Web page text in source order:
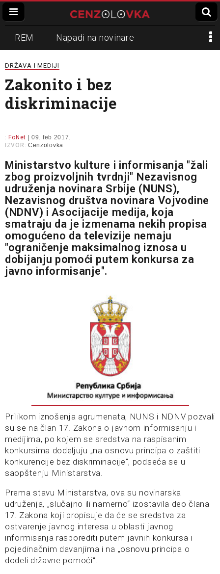
REM Napadi na novinare
Zvučni top
Propaganda Lokalni mediji
Informer Slavko Ćuruvija
DRŽAVA I MEDIJI
Zakonito i bez
diskriminacije
: FoNet | 09. feb 2017.
IZVOR: Cenzolovka
Ministarstvo kulture i informisanja "žali
zbog proizvoljnih tvrdnji" Nezavisnog
udruženja novinara Srbije (NUNS),
Nezavisnog društva novinara Vojvodine
(NDNV) i Asocijacije medija, koja
smatraju da je izmenama nekih propisa
omogućeno da televizije nemaju
"ograničenje maksimalnog iznosa u
dobijanju pomoći putem konkursa za
javno informisanje".
Prilikom iznošenja agrumenata, NUNS i NDNV pozvali
su se na član 17. Zakona o javnom informisanju i
medijima, po kojem se sredstva na raspisanim
konkursima dodeljuju „na osnovu principa o zaštiti
konkurencije bez diskriminacije“, podseća se u
saopštenju Ministarstva.
Prema stavu Ministarstva, ova su novinarska
udruženja, „slučajno ili namerno“ izostavila deo člana
17. Zakona koji propisuje da će se sredstva za
ostvarenje javnog interesa u oblasti javnog
informisanja rasporediti putem javnih konkursa i
pojedinačnim davanjima i na „osnovu principa o
dodeli državne pomoći“.